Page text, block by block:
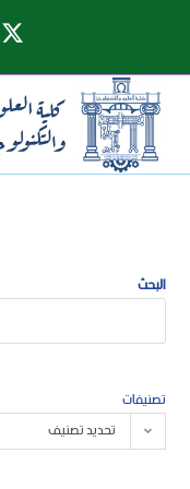
البحث
تصنيفات
تحديد تصنيف